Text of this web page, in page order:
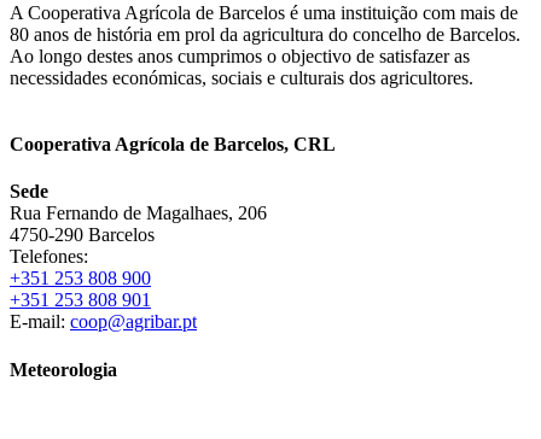
A Cooperativa Agrícola de Barcelos é uma instituição com mais de
80 anos de história em prol da agricultura do concelho de Barcelos.
Ao longo destes anos cumprimos o objectivo de satisfazer as
necessidades económicas, sociais e culturais dos agricultores.
Cooperativa Agrícola de Barcelos, CRL
Sede
Rua Fernando de Magalhaes, 206
4750-290 Barcelos
Telefones:
+351 253 808 900
+351 253 808 901
E-mail: coop@agribar.pt
Meteorologia